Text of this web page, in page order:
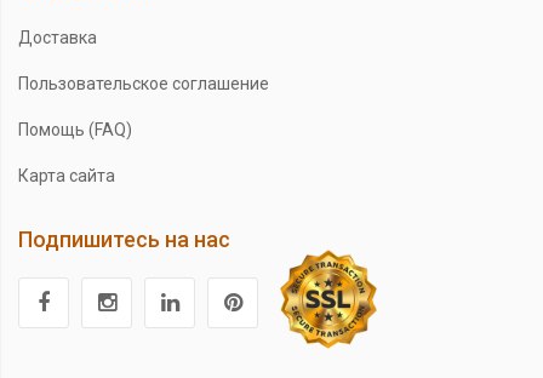
Доставка
Пользовательское соглашение
Помощь (FAQ)
Карта сайта
Подпишитесь на нас